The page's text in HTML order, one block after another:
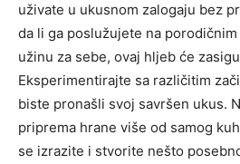
uživate u ukusnom zalogaju bez
da li ga poslužujete na
užinu za sebe, ovaj hljeb će
Eksperimentirajte sa različitim
biste pronašli svoj savršen ukus.
priprema hrane više od samog
se izrazite i stvorite nešto